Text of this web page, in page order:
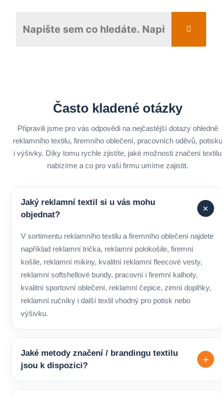
Často kladené otázky
Připravili jsme pro vás odpovědi na nejčastější dotazy ohledně
reklamního textilu, firemního oblečení, pracovních oděvů, potisku
i výšivky. Díky tomu rychle zjistíte, jaké možnosti značení textilu
nabízíme a co pro vaši firmu umíme zajistit.
Jaký reklamní textil si u vás mohu
objednat?
+
V sortimentu reklamního textilu a firemního oblečení najdete
například reklamní trička, reklamní polokošile, firemní
košile, reklamní mikiny, kvalitní reklamní fleecové vesty,
reklamní softshellové bundy, pracovní i firemní kalhoty,
kvalitní sportovní oblečení, reklamní čepice, zimní doplňky,
reklamní ručníky i další textil vhodný pro potisk nebo
výšivku.
Jaké metody značení / brandingu textilu
jsou k dispozici?
+